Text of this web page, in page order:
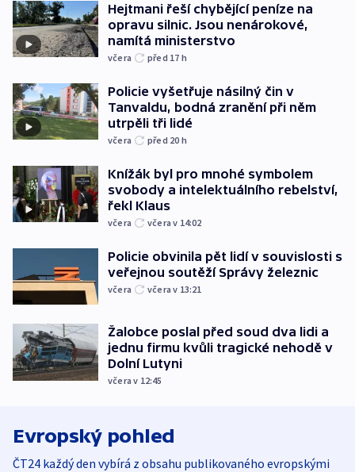
Hejtmani řeší chybějící peníze na
opravu silnic. Jsou nenárokové,
namítá ministerstvo
včera před 17 h
Policie vyšetřuje násilný čin v
Tanvaldu, bodná zranění při něm
utrpěli tři lidé
včera před 20 h
Knížák byl pro mnohé symbolem
svobody a intelektuálního rebelství,
řekl Klaus
včera včera v 14:02
Policie obvinila pět lidí v souvislosti s
veřejnou soutěží Správy železnic
včera včera v 13:21
Žalobce poslal před soud dva lidi a
jednu firmu kvůli tragické nehodě v
Dolní Lutyni
včera v 12:45
Evropský pohled
ČT24 každý den vybírá z obsahu publikovaného evropskými